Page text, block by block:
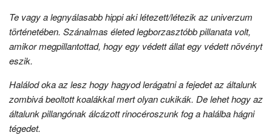
Te vagy a legnyálasabb hippi aki létezett/létezik az univerzum
történetében. Szánalmas életed legborzasztóbb pillanata volt,
amikor megpillantottad, hogy egy védett állat egy védett növényt
eszik.
Halálod oka az lesz hogy hagyod lerágatni a fejedet az általunk
zombivá beoltott koalákkal mert olyan cukikák. De lehet hogy az
általunk pillangónak álcázott rinocéroszunk fog a halálba hágni
tégedet.